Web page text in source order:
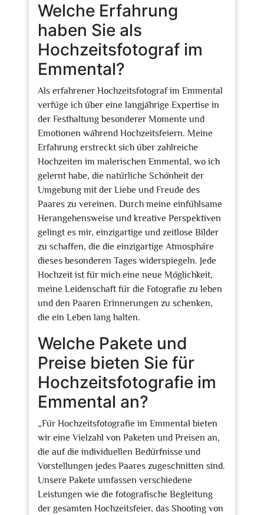
Welche Erfahrung
haben Sie als
Hochzeitsfotograf im
Emmental?
Als erfahrener Hochzeitsfotograf im Emmental
verfüge ich über eine langjährige Expertise in
der Festhaltung besonderer Momente und
Emotionen während Hochzeitsfeiern. Meine
Erfahrung erstreckt sich über zahlreiche
Hochzeiten im malerischen Emmental, wo ich
gelernt habe, die natürliche Schönheit der
Umgebung mit der Liebe und Freude des
Paares zu vereinen. Durch meine einfühlsame
Herangehensweise und kreative Perspektiven
gelingt es mir, einzigartige und zeitlose Bilder
zu schaffen, die die einzigartige Atmosphäre
dieses besonderen Tages widerspiegeln. Jede
Hochzeit ist für mich eine neue Möglichkeit,
meine Leidenschaft für die Fotografie zu leben
und den Paaren Erinnerungen zu schenken,
die ein Leben lang halten.
Welche Pakete und
Preise bieten Sie für
Hochzeitsfotografie im
Emmental an?
„Für Hochzeitsfotografie im Emmental bieten
wir eine Vielzahl von Paketen und Preisen an,
die auf die individuellen Bedürfnisse und
Vorstellungen jedes Paares zugeschnitten sind.
Unsere Pakete umfassen verschiedene
Leistungen wie die fotografische Begleitung
der gesamten Hochzeitsfeier, das Shooting von